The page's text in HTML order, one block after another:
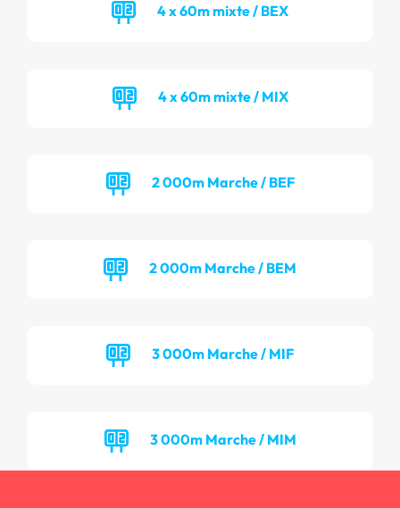
4 x 60m mixte / BEX
4 x 60m mixte / MIX
2 000m Marche / BEF
2 000m Marche / BEM
3 000m Marche / MIF
3 000m Marche / MIM